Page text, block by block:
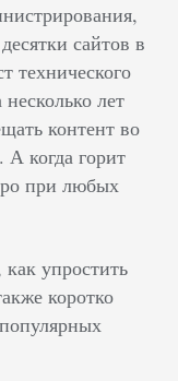
сайтов в
технического
лет
контент во
когда горит
при любых
упростить
коротко